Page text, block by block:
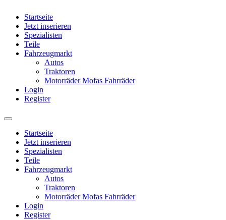
Startseite
Jetzt inserieren
Spezialisten
Teile
Fahrzeugmarkt
Autos
Traktoren
Motorräder Mofas Fahrräder
Login
Register
Startseite
Jetzt inserieren
Spezialisten
Teile
Fahrzeugmarkt
Autos
Traktoren
Motorräder Mofas Fahrräder
Login
Register